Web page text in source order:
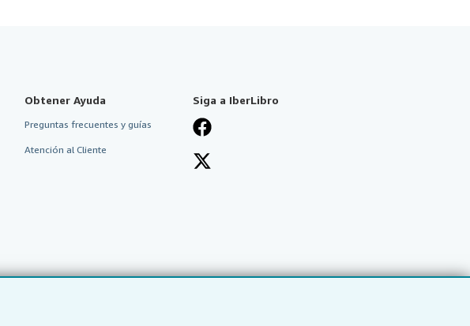
Obtener Ayuda
Preguntas frecuentes y guías
Atención al Cliente
Siga a IberLibro